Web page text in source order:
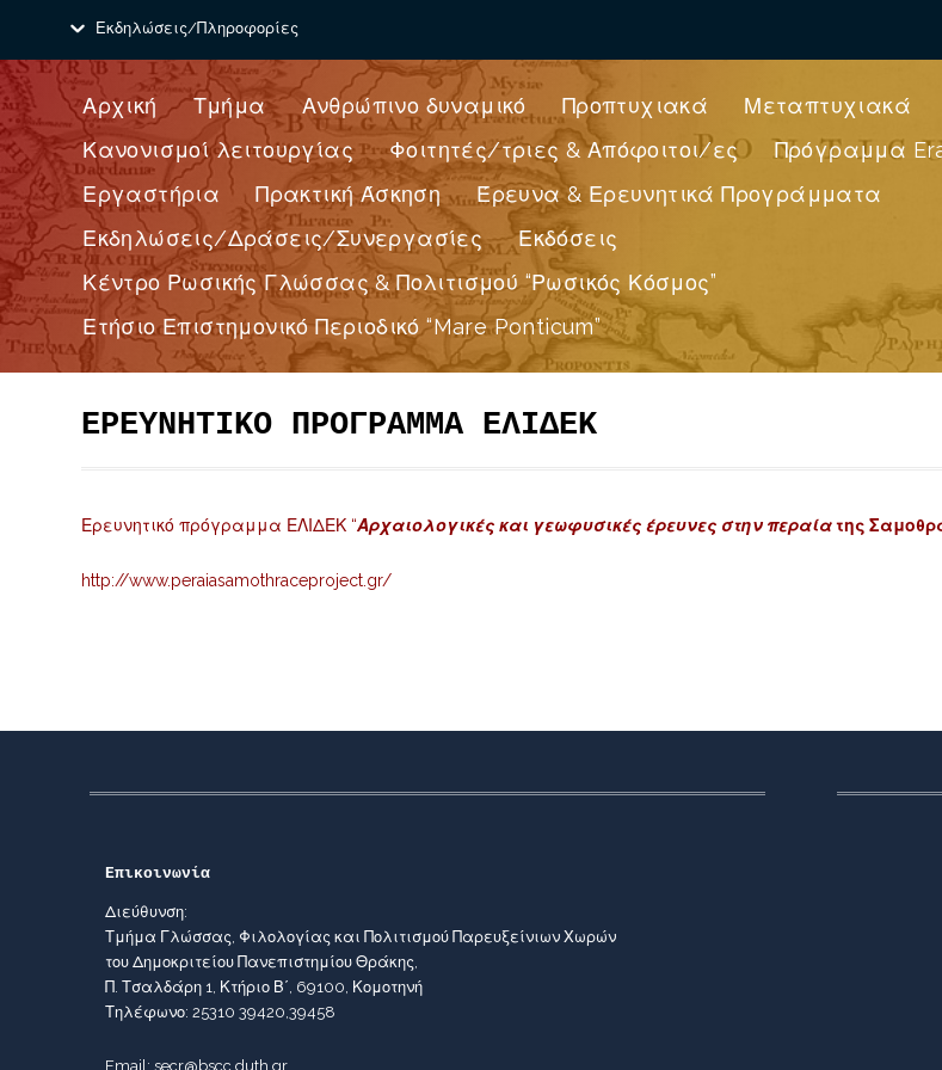
Εκδηλώσεις/Πληροφορίες
Αρχική Τμήμα Ανθρώπινο δυναμικό Προπτυχιακά
Μεταπτυχιακά
Κανονισμοί λειτουργίας
Φοιτητές/τριες & Απόφοιτοι/ες
Πρόγραμμα
Εργαστήρια
Πρακτική Άσκηση
Έρευνα & Ερευνητικά Προγράμματα
Εκδηλώσεις/Δράσεις/Συνεργασίες
Εκδόσεις
Κέντρο Ρωσικής Γλώσσας & Πολιτισμού “Ρωσικός Κόσμος”
Ετήσιο Επιστημονικό Περιοδικό “Mare Ponticum”
ΕΡΕΥΝΗΤΙΚΟ ΠΡΟΓΡΑΜΜΑ ΕΛΙΔΕΚ
Ερευνητικό πρόγραμμα ΕΛΙΔΕΚ “Αρχαιολογικές και γεωφυσικές έρευνες στην περαίατης
http://www.peraiasamothraceproject.gr/
Επικοινωνία
Διεύθυνση:
Τμήμα Γλώσσας, Φιλολογίας και Πολιτισμού Παρευξείνιων Χωρών
του Δημοκριτείου Πανεπιστημίου Θράκης,
Π. Τσαλδάρη 1, Κτήριο Β΄, 69100, Κομοτηνή
Τηλέφωνο: 25310 39420,39458
Email: secr@bscc.duth.gr